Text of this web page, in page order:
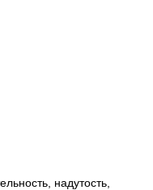
надутость,